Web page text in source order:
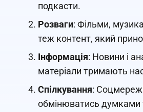
подкасти.
Розваги: Фільми,
теж контент, який
Інформація: Новини і
матеріали тримають нас
Спілкування:
обмінюватись думками